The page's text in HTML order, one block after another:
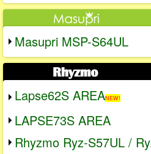
Masupri MSP-S64UL
Lapse62S AREANEW!
LAPSE73S AREA
Rhyzmo Ryz-S57UL /